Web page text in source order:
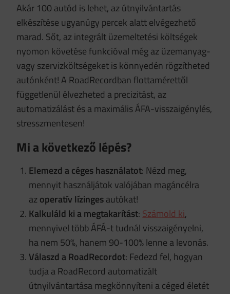
Akár 100 autód is lehet, az útnyilvántartás
elkészítése ugyanúgy percek alatt elvégezhető
marad. Sőt, az integrált üzemeltetési költségek
nyomon követése funkcióval még az üzemanyag-
vagy szervizköltségeket is könnyedén rögzítheted
autónként! A RoadRecordban flottamérettől
függetlenül élvezheted a precizitást, az
automatizálást és a maximális ÁFA-visszaigénylés,
stresszmentesen!
Mi a következő lépés?
Elemezd a céges használatot: Nézd meg,
mennyit használjátok valójában magáncélra
azoperatív lízingesautókat!
Kalkuláld ki a megtakarítást: Számold ki,
mennyivel több ÁFÁ-t tudnál visszaigényelni,
ha nem 50%, hanem 90-100% lenne a levonás.
Válaszd a RoadRecordot: Fedezd fel, hogyan
tudja a RoadRecord automatizált
útnyilvántartása megkönnyíteni a céged életét